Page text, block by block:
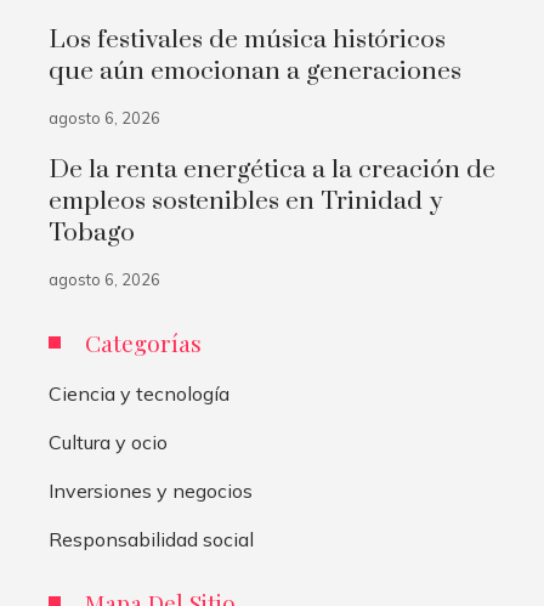
Los festivales de música históricos
que aún emocionan a generaciones
agosto 6, 2026
De la renta energética a la creación de
empleos sostenibles en Trinidad y
Tobago
agosto 6, 2026
Categorías
Ciencia y tecnología
Cultura y ocio
Inversiones y negocios
Responsabilidad social